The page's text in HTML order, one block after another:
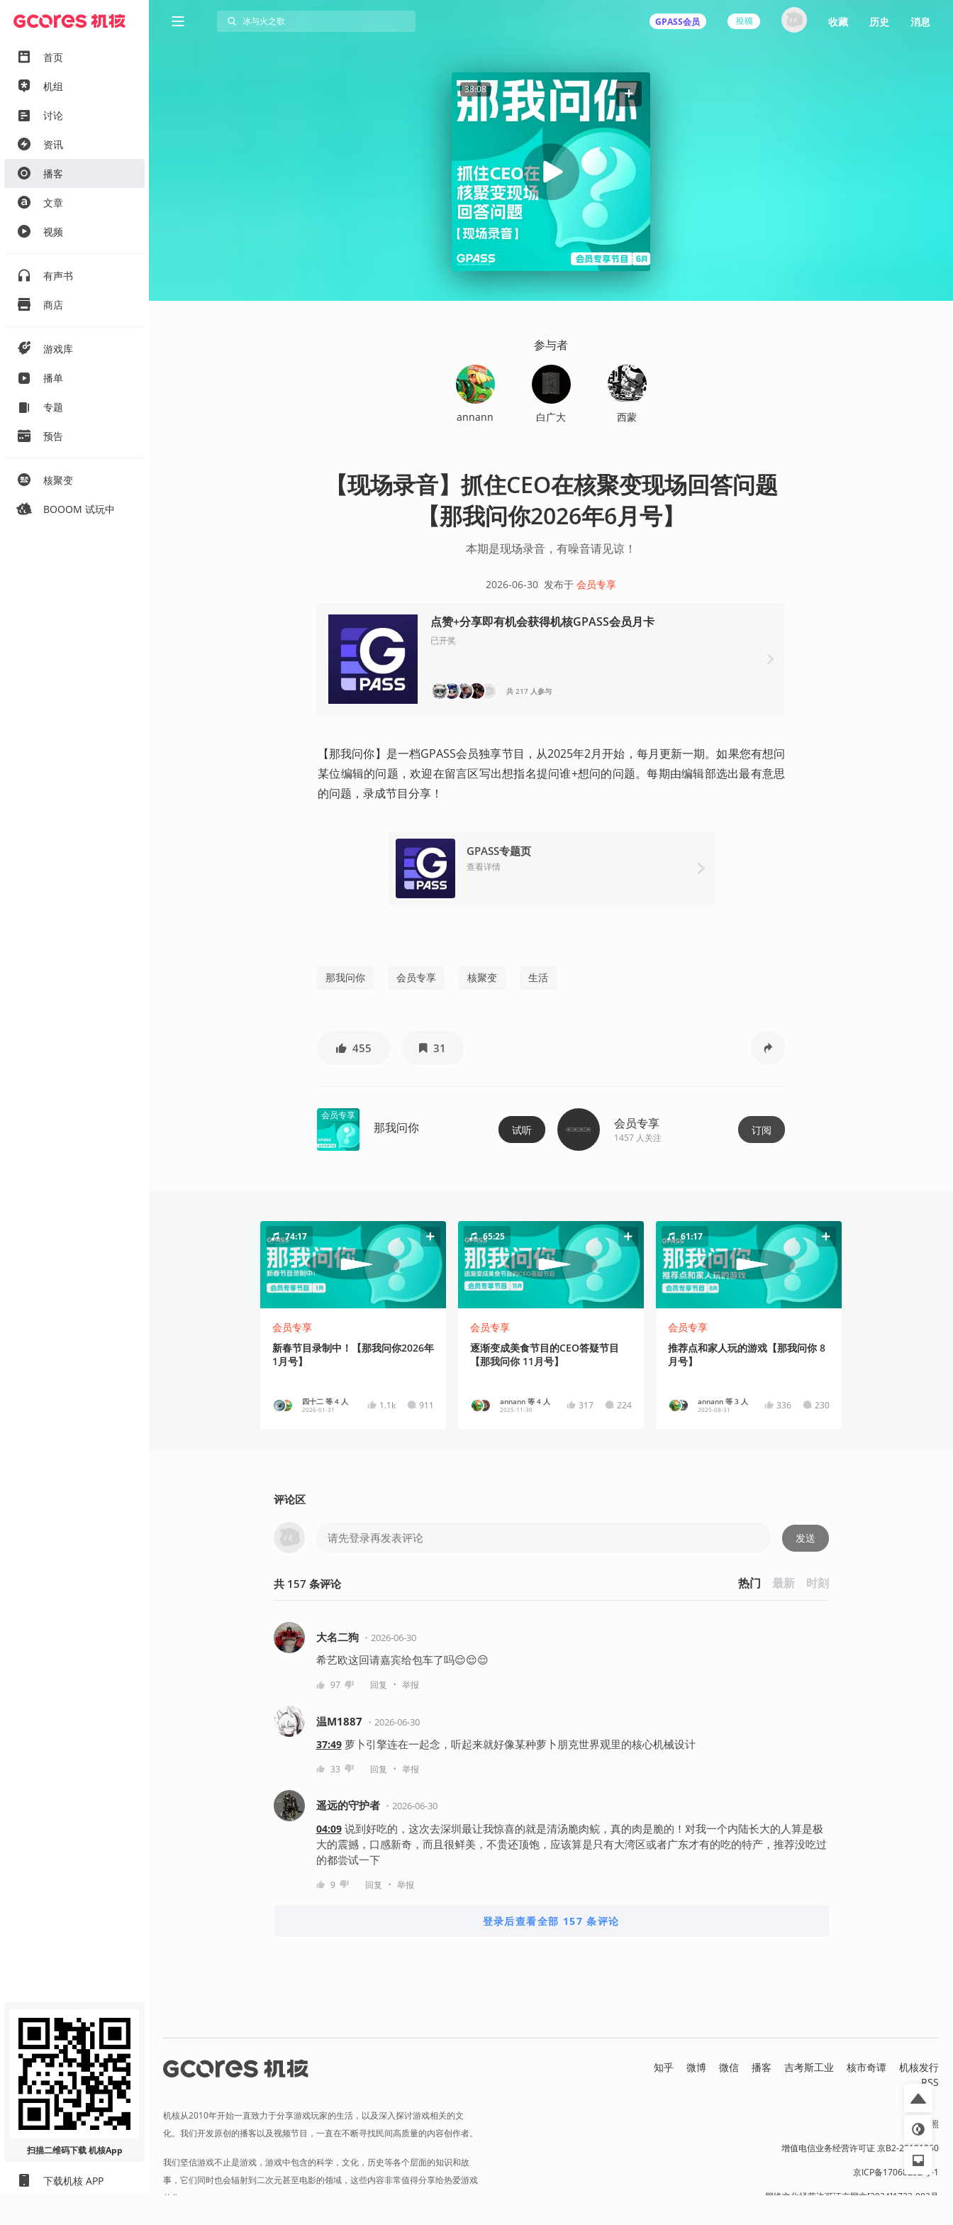
首页
机组
讨论
资讯
播客
文章
视频
有声书
商店
游戏库
播单
专题
预告
核聚变
BOOOM 试玩中
扫描二维码下载 机核App
下载机核 APP
GPASS会员 收藏 历史 消息
38:08
参与者
annann 白广大 西蒙
【现场录音】抓住CEO在核聚变现场回答问题
【那我问你2026年6月号】
本期是现场录音，有噪音请见谅！
2026-06-30 发布于 会员专享
点赞+分享即有机会获得机核GPASS会员月卡
已开奖
共 217 人参与
【那我问你】是一档GPASS会员独享节目，从2025年2月开始，每月更新一期。如果您有想问
某位编辑的问题，欢迎在留言区写出想指名提问谁+想问的问题。每期由编辑部选出最有意思
的问题，录成节目分享！
GPASS专题页
查看详情
那我问你 会员专享 核聚变 生活
455 31
会员专享
那我问你 试听 会员专享
1457人关注
订阅
74:17
会员专享
新春节目录制中！【那我问你2026年
1月号】
四十二 等 4 人
2026-01-31 1.1k 911
65:25
会员专享
逐渐变成美食节目的CEO答疑节目
【那我问你 11月号】
annann 等 4 人
2025-11-30 317 224
61:17
会员专享
推荐点和家人玩的游戏【那我问你 8
月号】
annann 等 3 人
2025-08-31 336 230
评论区
发送
共 157 条评论 热门 最新 时刻
大名二狗 ・ 2026-06-30
希艺欧这回请嘉宾给包车了吗😌😌😌
97 回复 ・ 举报
温M1887 ・ 2026-06-30
37:49萝卜引擎连在一起念，听起来就好像某种萝卜朋克世界观里的核心机械设计
33 回复 ・ 举报
遥远的守护者 ・ 2026-06-30
04:09说到好吃的，这次去深圳最让我惊喜的就是清汤脆肉鲩，真的肉是脆的！对我一个内陆长大的人算是极
大的震撼，口感新奇，而且很鲜美，不贵还顶饱，应该算是只有大湾区或者广东才有的吃的特产，推荐没吃过
的都尝试一下
9 回复 ・ 举报
登录后查看全部 157 条评论
机核从2010年开始一直致力于分享游戏玩家的生活，以及深入探讨游戏相关的文
化。我们开发原创的播客以及视频节目，一直在不断寻找民间高质量的内容创作者。
我们坚信游戏不止是游戏，游戏中包含的科学，文化，历史等各个层面的知识和故
事，它们同时也会辐射到二次元甚至电影的领域，这些内容非常值得分享给热爱游戏
的您。
知乎 微博 微信 播客 吉考斯工业 核市奇谭
机核发行
RSS
营业执照
增值电信业务经营许可证 京B2-20191060
京ICP备17068232号-1
网络文化经营许可证京网文[2024]1733-082号